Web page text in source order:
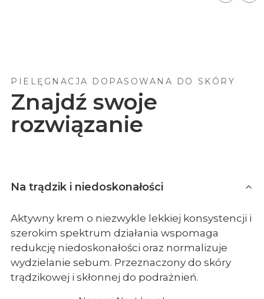
PIELĘGNACJA DOPASOWANA DO SKÓRY
Znajdź swoje
rozwiązanie
Na trądzik i niedoskonałości
Aktywny krem o niezwykle lekkiej konsystencji i
szerokim spektrum działania wspomaga
redukcję niedoskonałości oraz normalizuje
wydzielanie sebum. Przeznaczony do skóry
trądzikowej i skłonnej do podrażnień.